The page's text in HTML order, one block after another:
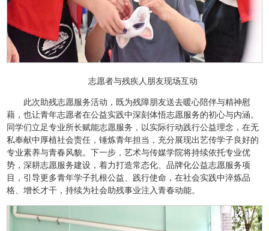
志愿者与残疾人朋友现场互动
此次助残志愿服务活动，既为残障朋友送去暖心陪伴与精神慰
藉，也让青年志愿者在公益实践中深刻体悟志愿服务的初心与内涵。
同学们立足专业所长赋能志愿服务，以实际行动践行公益理念，在无
私奉献中厚植社会责任，锤炼青年担当，充分展现出艺传学子良好的
专业素养与青春风貌。下一步，艺术与传媒学院将持续依托专业优
势，深耕志愿服务建设，着力打造常态化、品牌化公益志愿服务项
目，引导更多青年学子扎根公益、践行使命，在社会实践中淬炼品
格、增长才干，持续为社会助残事业注入青春动能。